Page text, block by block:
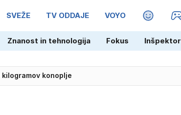
SVEŽE TV ODDAJE VOYO MAGAZIN
Znanost in tehnologija Fokus Inšpektor
konoplje